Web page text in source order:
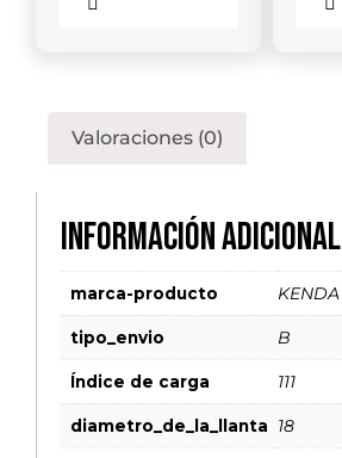
Valoraciones (0)
Información adicional
marca-producto KENDA
tipo_envio B
Índice de carga 111
diametro_de_la_llanta 18